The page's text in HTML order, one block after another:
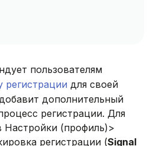
пользователям
регистрации для своей
дополнительный
регистрации. Для
Настройки (профиль)>
регистрации (Signal